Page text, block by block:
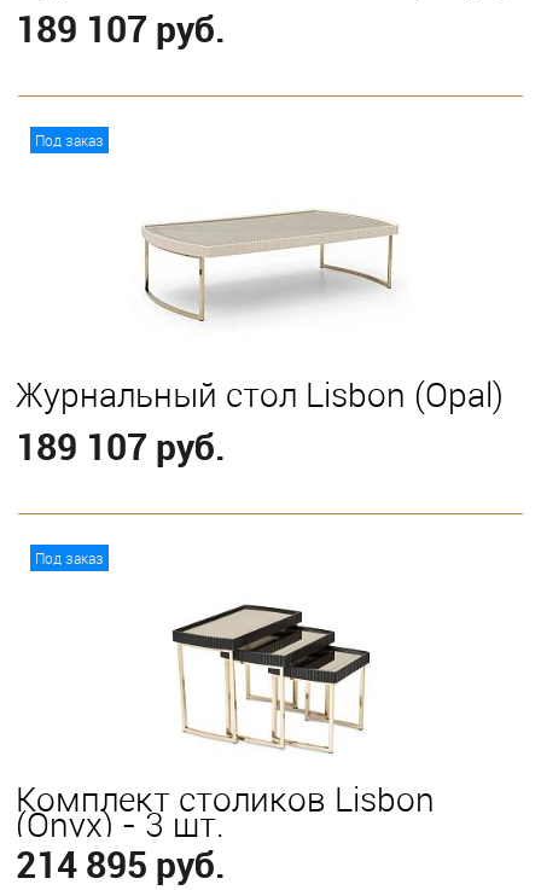
189 107 руб.
Под заказ
Журнальный стол Lisbon (Opal)
189 107 руб.
Под заказ
Комплект столиков Lisbon
(Onyx) - 3 шт.
214 895 руб.